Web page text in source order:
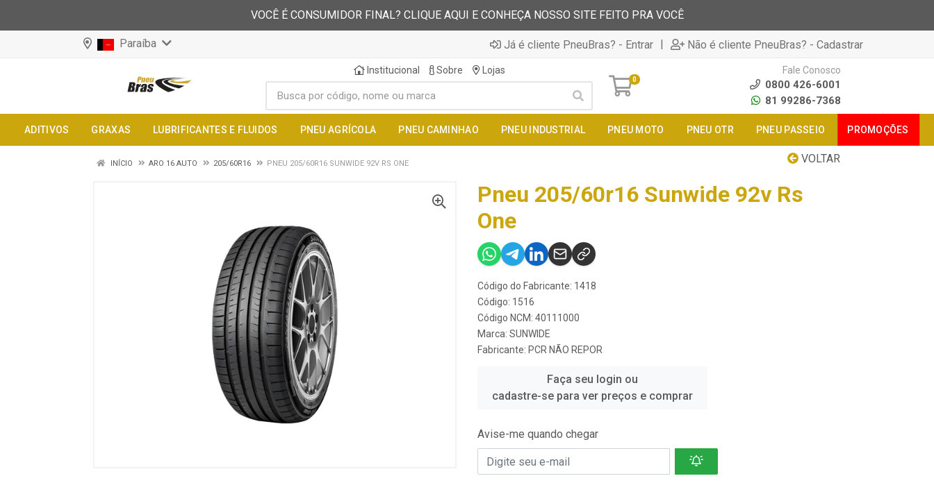
VOCÊ É CONSUMIDOR FINAL? CLIQUE AQUI E CONHEÇA NOSSO SITE FEITO PRA VOCÊ
Paraíba Já é cliente PneuBras? - Entrar | Não é cliente PneuBras? - Cadastrar
Institucional Sobre Lojas
0
Fale Conosco
0800 426-6001
81 99286-7368
ADITIVOS GRAXAS LUBRIFICANTES E FLUIDOS PNEU AGRÍCOLA PNEU CAMINHAO PNEU INDUSTRIAL PNEU MOTO PNEU OTR PNEU PASSEIO PROMOÇÕES
VOLTAR
INÍCIO ARO 16 AUTO 205/60R16 PNEU 205/60R16 SUNWIDE 92V RS ONE
Pneu 205/60r16 Sunwide 92v Rs
One
Código do Fabricante: 1418
Código: 1516
Código NCM: 40111000
Marca: SUNWIDE
Fabricante: PCR NÃO REPOR
Faça seu login ou
cadastre-se para ver preços e comprar
Avise-me quando chegar